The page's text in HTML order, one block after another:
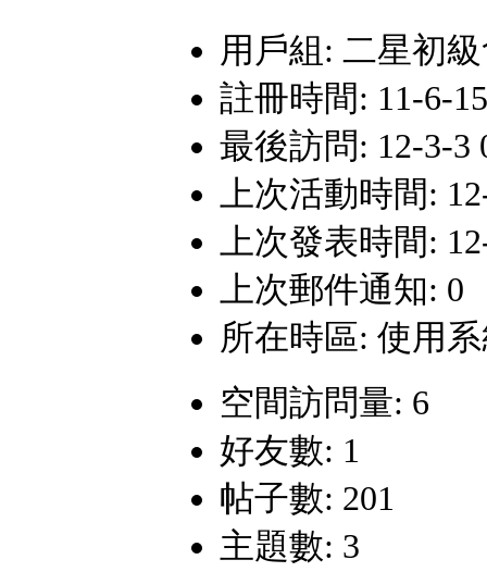
用戶組: 二星初
註冊時間: 11-6-
最後訪問: 12-3-3
上次活動時間:
上次發表時間:
上次郵件通知: 0
所在時區: 使用
空間訪問量: 6
好友數: 1
帖子數: 201
主題數: 3